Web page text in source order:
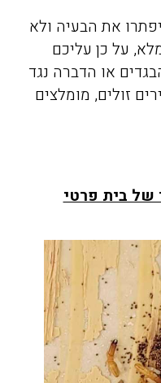
את הבעיה ולא
על כן עליכם
או הדברה נגד
זולים, מומלצים
של בית פרטי